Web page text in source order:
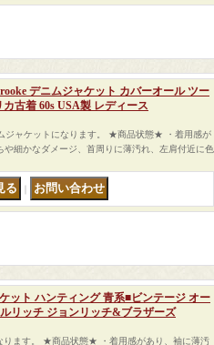
デニムジャケット カバーオール ツー
古着 60s USA製 レディース
ジャケットになります。 ★商品状態★ ・着用感が
細かなダメージ、首周りに薄汚れ、左肩付近に色
ット ハンティング 青系■ビンテージ オー
リッチ ジョンリッチ&ブラザーズ
ります。 ★商品状態★ ・着用感があり、袖に薄汚